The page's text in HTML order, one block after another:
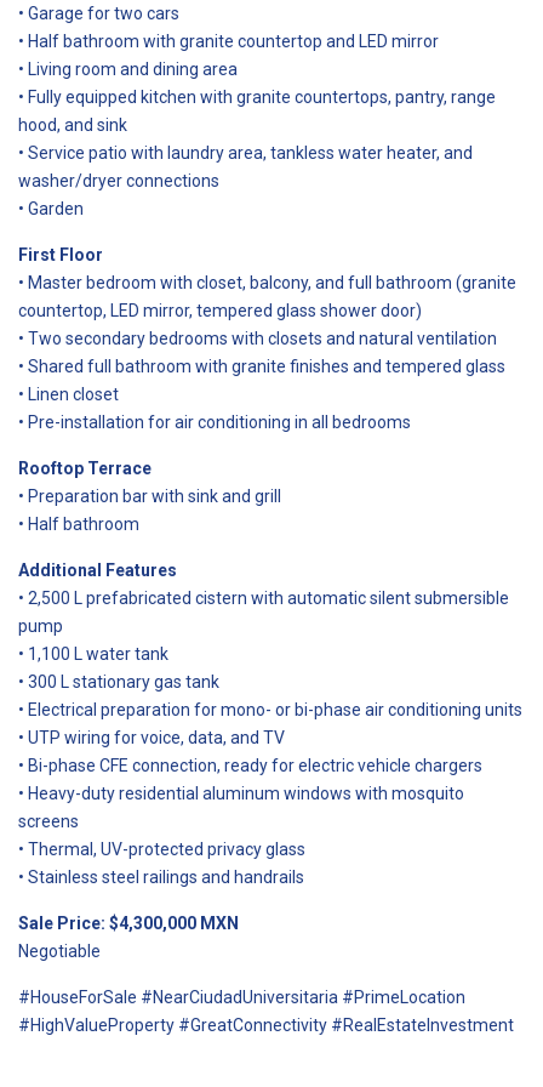
• Garage for two cars
• Half bathroom with granite countertop and LED mirror
• Living room and dining area
• Fully equipped kitchen with granite countertops, pantry, range
hood, and sink
• Service patio with laundry area, tankless water heater, and
washer/dryer connections
• Garden
First Floor
• Master bedroom with closet, balcony, and full bathroom (granite
countertop, LED mirror, tempered glass shower door)
• Two secondary bedrooms with closets and natural ventilation
• Shared full bathroom with granite finishes and tempered glass
• Linen closet
• Pre-installation for air conditioning in all bedrooms
Rooftop Terrace
• Preparation bar with sink and grill
• Half bathroom
Additional Features
• 2,500 L prefabricated cistern with automatic silent submersible
pump
• 1,100 L water tank
• 300 L stationary gas tank
• Electrical preparation for mono- or bi-phase air conditioning units
• UTP wiring for voice, data, and TV
• Bi-phase CFE connection, ready for electric vehicle chargers
• Heavy-duty residential aluminum windows with mosquito
screens
• Thermal, UV-protected privacy glass
• Stainless steel railings and handrails
Sale Price: $4,300,000 MXN
Negotiable
#HouseForSale #NearCiudadUniversitaria #PrimeLocation
#HighValueProperty #GreatConnectivity #RealEstateInvestment